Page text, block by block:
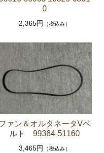
GA70H
リンダー リペアキッ
リンダー クラッチレリ
ールキット など）
ター ダンパー センダ
0
2,365円 （税込み）
ァン＆オルタネータVベ
ルト 99364-51160
3,465円 （税込み）